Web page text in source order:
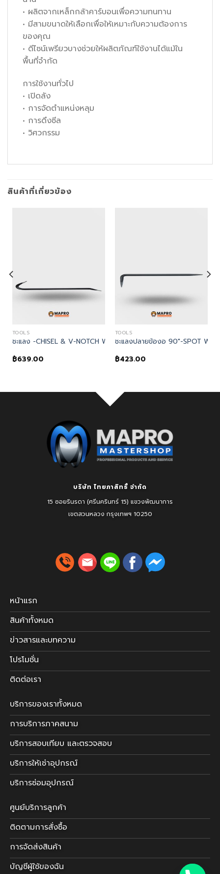
• ผลิตจากเหล็กกล้าคาร์บอนเพื่อความทนทาน
• มีสามขนาดให้เลือกเพื่อให้เหมาะกับความต้องการ
ของคุณ
• ดีไซน์เพรียวบางช่วยให้ผลิตภัณฑ์ใช้งานได้แม้ใน
พื้นที่จำกัด
การใช้งานทั่วไป
• เปิดลัง
• การจัดตำแหน่งหลุม
• การดึงซีล
• วิศวกรรม
สินค้าที่เกี่ยวข้อง
TOOLS
ชะแลง -CHISEL & V-NOTCH WRECKING BAR 600mm
฿639.00
TOOLS
ชะแลงปลายข้องอ 90″-SPOT
฿423.00
BAR 450mm.
บริษัท ไทยภาสิทธิ์ จำกัด
15 ซอยรินรดา (ศรีนครินทร์ 15) แขวงพัฒนาการ
เขตสวนหลวง กรุงเทพฯ 10250
หน้าแรก
สินค้าทั้งหมด
ข่าวสารและบทความ
โปรโมชั่น
ติดต่อเรา
บริการของเราทั้งหมด
การบริการภาคสนาม
บริการสอบเทียบ และตรวจสอบ
บริการให้เช่าอุปกรณ์
บริการซ่อมอุปกรณ์
ศูนย์บริการลูกค้า
ติดตามการสั่งซื้อ
การจัดส่งสินค้า
บัญชีผู้ใช้ของฉัน